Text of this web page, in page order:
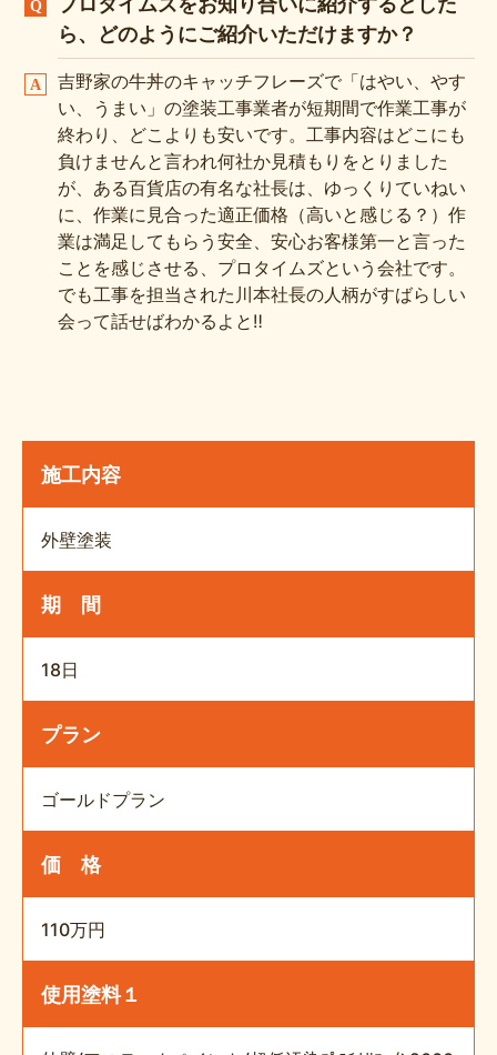
ら、どのようにご紹介いただけますか？
吉野家の牛丼のキャッチフレーズで「はやい、やす
い、うまい」の塗装工事業者が短期間で作業工事が
終わり、どこよりも安いです。工事内容はどこにも
負けませんと言われ何社か見積もりをとりました
が、ある百貨店の有名な社長は、ゆっくりていねい
に、作業に見合った適正価格（高いと感じる？）作
業は満足してもらう安全、安心お客様第一と言った
ことを感じさせる、プロタイムズという会社です。
でも工事を担当された川本社長の人柄がすばらしい
会って話せばわかるよと‼
施工内容
外壁塗装
期 間
18日
プラン
ゴールドプラン
価 格
110万円
使用塗料１